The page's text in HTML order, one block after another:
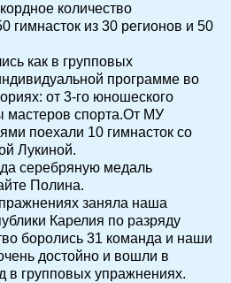
количество
гимнасток из 30 регионов и 50
как в групповых
программе во
от 3-го юношеского
мастеров спорта.От МУ
поехали 10 гимнасток со
Лукиной.
серебряную медаль
Полина.
заняла наша
Карелия по разряду
боролись 31 команда и наши
достойно и вошли в
в групповых упражнениях.